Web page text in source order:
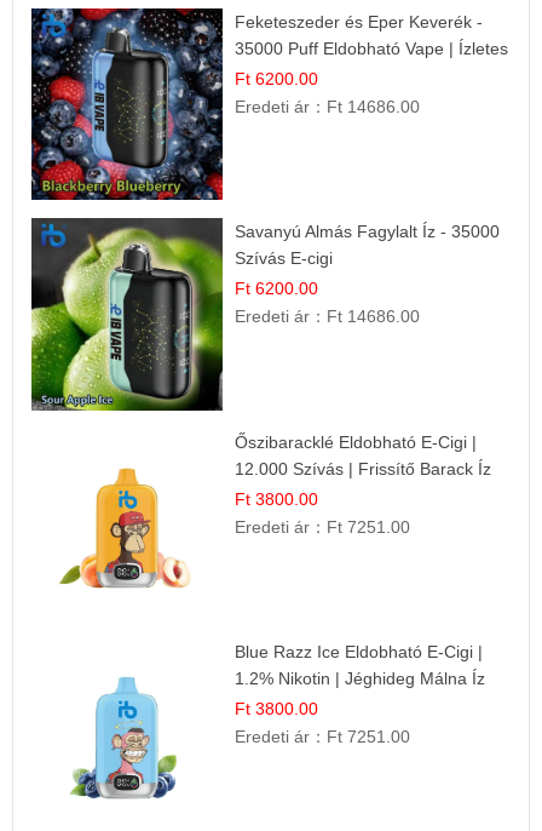
Feketeszeder és Eper Keverék -
35000 Puff Eldobható Vape | Ízletes
Gyümölcsökombináció!
Ft 6200.00
Eredeti ár： Ft 14686.00
Savanyú Almás Fagylalt Íz - 35000
Szívás E-cigi
Ft 6200.00
Eredeti ár： Ft 14686.00
Őszibaracklé Eldobható E-Cigi |
12.000 Szívás | Frissítő Barack Íz
Ft 3800.00
Eredeti ár： Ft 7251.00
Blue Razz Ice Eldobható E-Cigi |
1.2% Nikotin | Jéghideg Málna Íz
Ft 3800.00
Eredeti ár： Ft 7251.00